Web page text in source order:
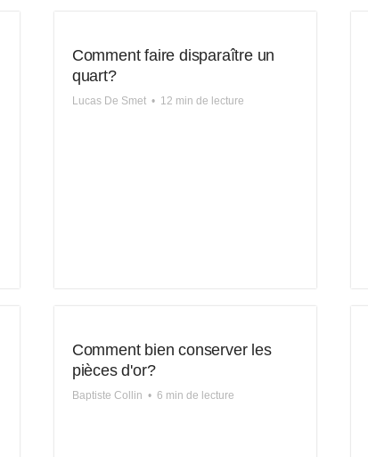
Comment faire disparaître un
quart?
Lucas De Smet • 12 min de lecture
Comment bien conserver les
pièces d'or?
Baptiste Collin • 6 min de lecture